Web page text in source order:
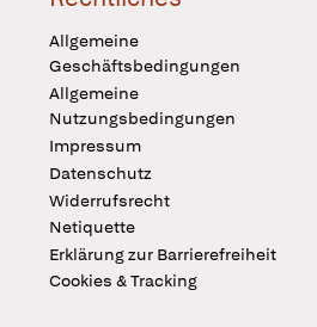
Allgemeine
Geschäftsbedingungen
Allgemeine
Nutzungsbedingungen
Impressum
Datenschutz
Widerrufsrecht
Netiquette
Erklärung zur Barrierefreiheit
Cookies & Tracking